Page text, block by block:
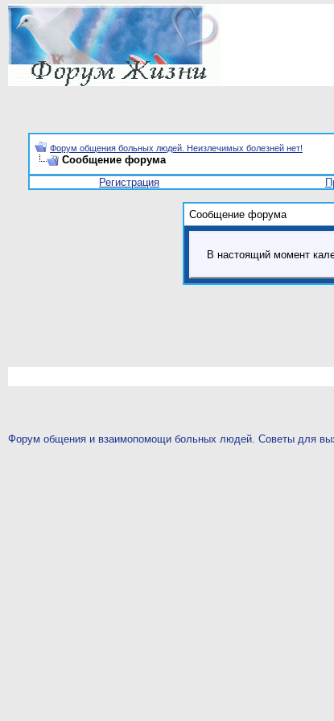
Форум общения больных людей. Неизлечимых болезней нет!
Сообщение форума
Регистрация
Сообщение форума
В настоящий момент
Форум общения и взаимопомощи больных людей. Советы для